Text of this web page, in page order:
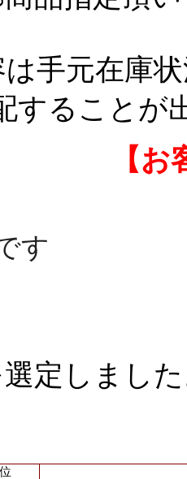
手元在庫
することが
【お客様
す
定しまし